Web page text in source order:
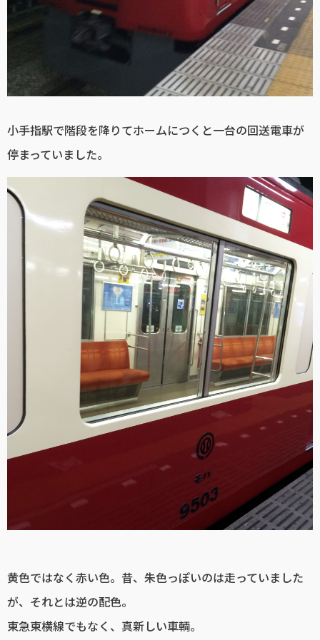
小手指駅で階段を降りてホームにつくと一台の回送電車が
停まっていました。
黄色ではなく赤い色。昔、朱色っぽいのは走っていました
が、それとは逆の配色。
東急東横線でもなく、真新しい車輌。